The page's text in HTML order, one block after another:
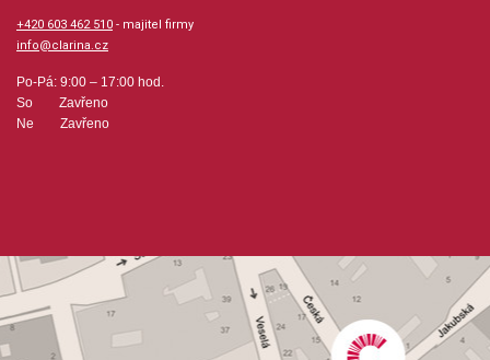
Velikost (rozměr): 23 x 30 cm
Počet skladeb: 15
Obsazení: solo
Odběr minimálně 1 kus
+420 603 462 510 - majitel firmy
info@clarina.cz
Po-Pá: 9:00 – 17:00 hod.
So Zavřeno
Ne Zavřeno